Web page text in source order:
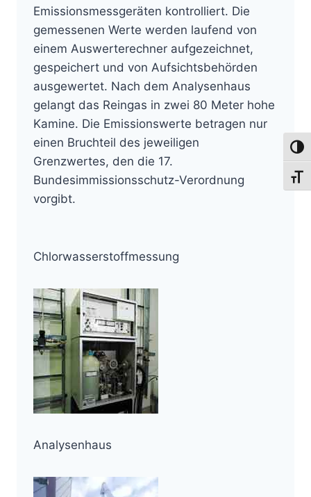
Emissionsmessgeräten kontrolliert. Die
gemessenen Werte werden laufend von
einem Auswerterechner aufgezeichnet,
gespeichert und von Aufsichtsbehörden
ausgewertet. Nach dem Analysenhaus
gelangt das Reingas in zwei 80 Meter hohe
Kamine. Die Emissionswerte betragen nur
einen Bruchteil des jeweiligen
Grenzwertes, den die 17.
Bundesimmissionsschutz-Verordnung
vorgibt.
Chlorwasserstoffmessung
Analysenhaus